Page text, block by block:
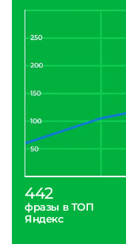
442
фразы в ТОП
Яндекс